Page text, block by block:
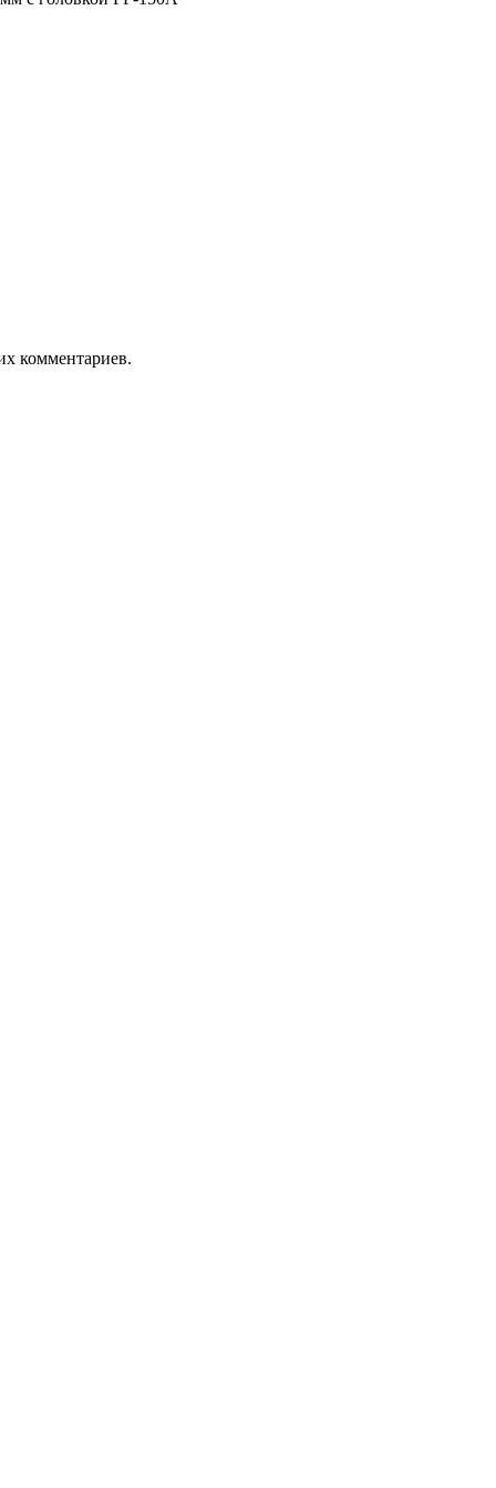
комментариев.